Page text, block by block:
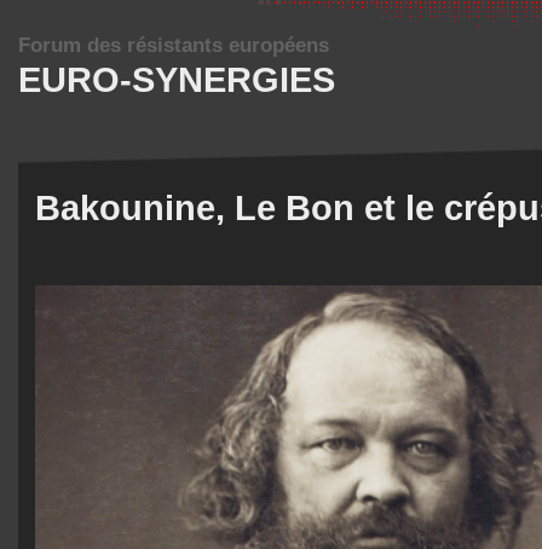
EURO-SYNERGIES
Forum des résistants européens
Bakounine, Le Bon et le